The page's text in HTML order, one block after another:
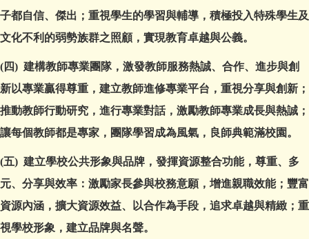
子都自信、傑出；重視學生的學習與輔導，積極投入特殊學生及
文化不利的弱勢族群之照顧，實現教育卓越與公義。
(四) 建構教師專業團隊，激發教師服務熱誠、合作、進步與創
新以專業贏得尊重，建立教師進修專業平台，重視分享與創新；
推動教師行動研究，進行專業對話，激勵教師專業成長與熱誠；
讓每個教師都是專家，團隊學習成為風氣，良師典範滿校園。
(五) 建立學校公共形象與品牌，發揮資源整合功能，尊重、多
元、分享與效率：激勵家長參與校務意願，增進親職效能；豐富
資源內涵，擴大資源效益、以合作為手段，追求卓越與精緻；重
視學校形象，建立品牌與名聲。